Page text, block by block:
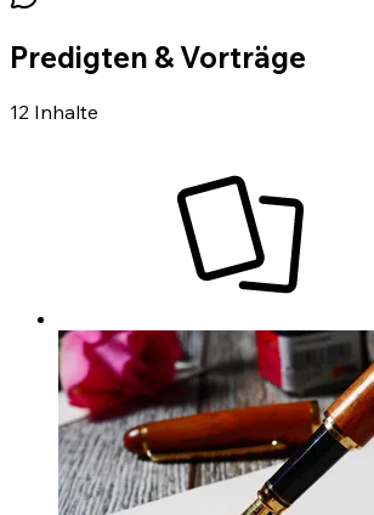
Predigten & Vorträge
12 Inhalte